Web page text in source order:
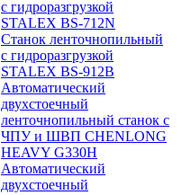
с гидроразгрузкой
STALEX BS-712N
Станок ленточнопильный
с гидроразгрузкой
STALEX BS-912B
Автоматический
двухстоечный
ленточнопильный станок с
ЧПУ и ШВП CHENLONG
HEAVY G330H
Автоматический
двухстоечный